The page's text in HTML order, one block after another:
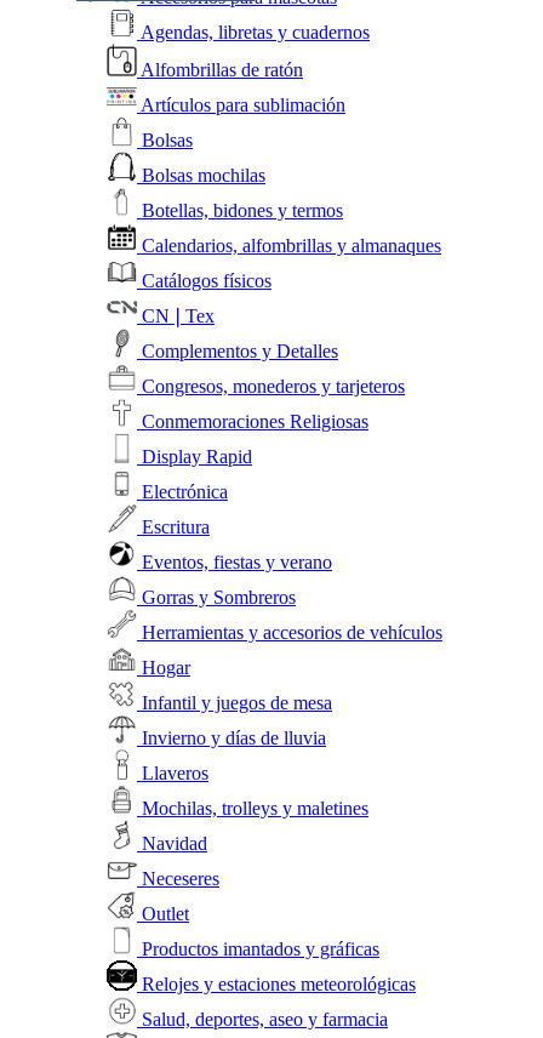
Agendas, libretas y cuadernos
Alfombrillas de ratón
Artículos para sublimación
Bolsas
Bolsas mochilas
Botellas, bidones y termos
Calendarios, alfombrillas y almanaques
Catálogos físicos
CN❘Tex
Complementos y Detalles
Congresos, monederos y tarjeteros
Conmemoraciones Religiosas
Display Rapid
Electrónica
Escritura
Eventos, fiestas y verano
Gorras y Sombreros
Herramientas y accesorios de vehículos
Hogar
Infantil y juegos de mesa
Invierno y días de lluvia
Llaveros
Mochilas, trolleys y maletines
Navidad
Neceseres
Outlet
Productos imantados y gráficas
Relojes y estaciones meteorológicas
Salud, deportes, aseo y farmacia